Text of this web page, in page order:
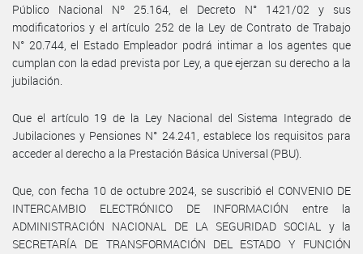
Público Nacional Nº 25.164, el Decreto N° 1421/02 y sus
modificatorios y el artículo 252 de la Ley de Contrato de Trabajo
N° 20.744, el Estado Empleador podrá intimar a los agentes que
cumplan con la edad prevista por Ley, a que ejerzan su derecho a la
jubilación.
Que el artículo 19 de la Ley Nacional del Sistema Integrado de
Jubilaciones y Pensiones N° 24.241, establece los requisitos para
acceder al derecho a la Prestación Básica Universal (PBU).
Que, con fecha 10 de octubre 2024, se suscribió el CONVENIO DE
INTERCAMBIO ELECTRÓNICO DE INFORMACIÓN entre la
ADMINISTRACIÓN NACIONAL DE LA SEGURIDAD SOCIAL y la
SECRETARÍA DE TRANSFORMACIÓN DEL ESTADO Y FUNCIÓN